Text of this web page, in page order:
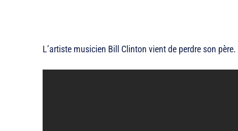
L’artiste musicien Bill Clinton vient de perdre son père.